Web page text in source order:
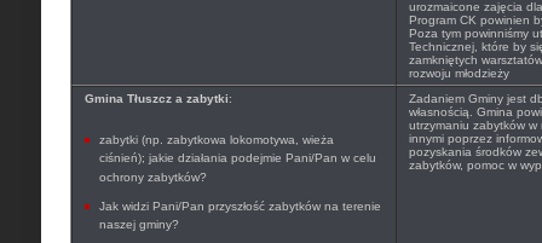
urozmaicone zajęcia
Program CK powinien
Poza tym powinniśmy
Technicznej, które by
zamkniętych
rozwoju młodzieży
Gmina Tłuszcz a zabytki:
zabytki (np. zabytkowa lokomotywa, wieża
ciśnień); jakie działania podejmie Pani/Pan w celu
ochrony zabytków?
Jak widzi Pani/Pan przyszłość zabytków na terenie
naszej gminy?
Zadaniem Gminy jest
własnością. Gmina
utrzymaniu zabytków w
innymi poprzez
pozyskania środków
zabytków, pomoc w